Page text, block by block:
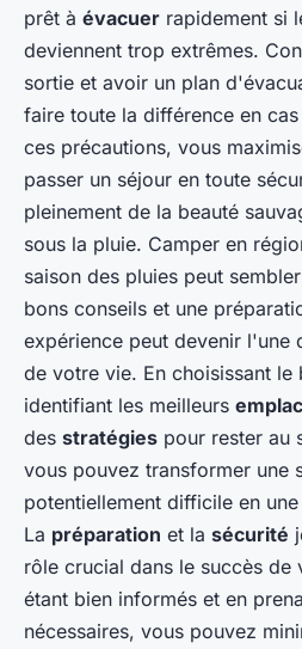
prêt à évacuer rapidement si
deviennent trop extrêmes.
sortie et avoir un plan
faire toute la différence en
ces précautions, vous
passer un séjour en toute
pleinement de la beauté
sous la pluie. Camper en
saison des pluies peut
bons conseils et une
expérience peut devenir l'une
de votre vie. En choisissant le
identifiant les meilleurs
des stratégies pour rester au
vous pouvez transformer une
potentiellement difficile en
La préparation et la sécurité
rôle crucial dans le succès de
étant bien informés et en
nécessaires, vous pouvez